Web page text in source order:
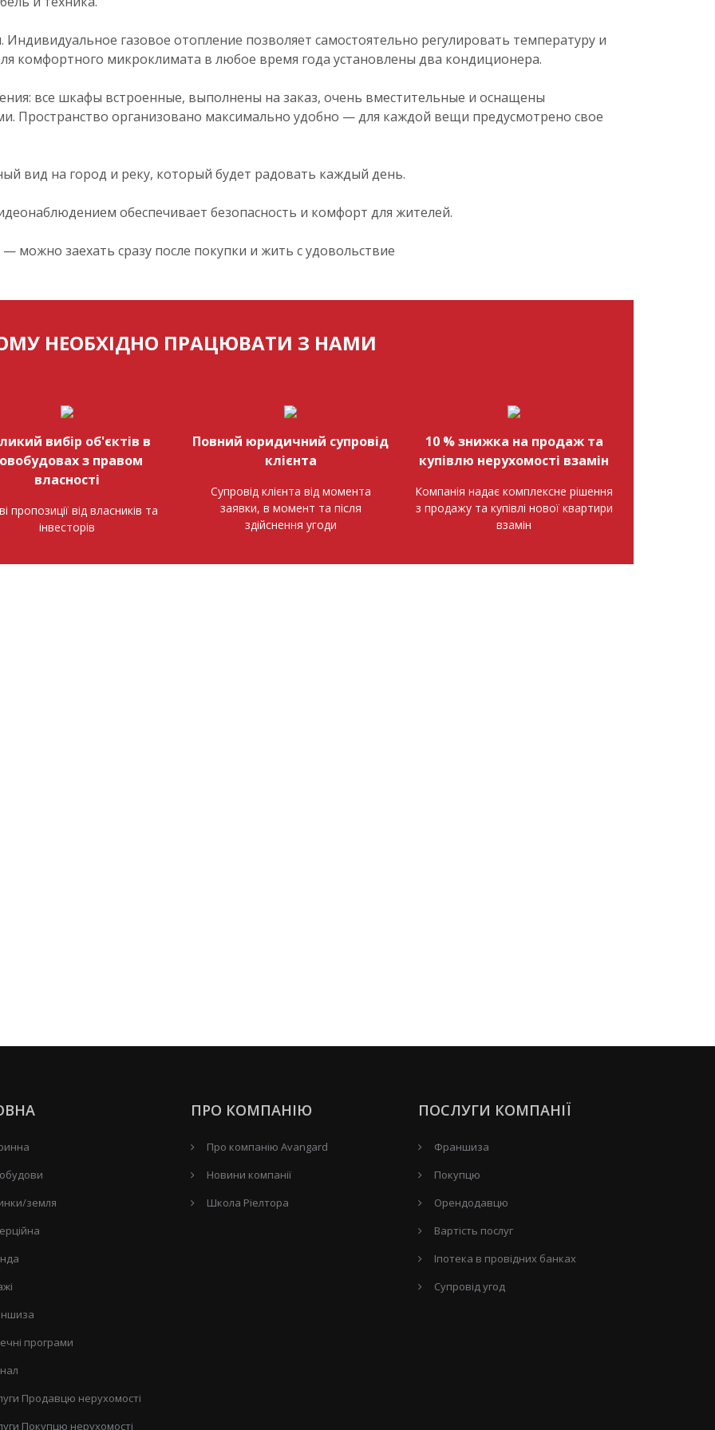
газовое отопление позволяет самостоятельно регулировать температуру и
комфортного микроклимата в любое время года установлены два кондиционера.
все шкафы встроенные, выполнены на заказ, очень вместительные и оснащены
Пространство организовано максимально удобно — для каждой вещи предусмотрено свое
вид на город и реку, который будет радовать каждый день.
обеспечивает безопасность и комфорт для жителей.
можно заехать сразу после покупки и жить с удовольствие
НЕОБХІДНО ПРАЦЮВАТИ З НАМИ
вибір об'єктів в
з правом
власності
пропозиції від власників та
інвесторів
Повний юридичний супровід
клієнта
Супровід клієнта від момента
заявки, в момент та після
здійснення угоди
10 % знижка на продаж та
купівлю нерухомості взамін
Компанія надає комплексне рішення
з продажу та купівлі нової квартири
взамін
земля
програми
Продавцю нерухомості
Покупцю нерухомості
ПРО КОМПАНІЮ
Про компанію Avangard
Новини компанії
Школа Ріелтора
ПОСЛУГИ КОМПАНІЇ
Франшиза
Покупцю
Орендодавцю
Вартість послуг
Іпотека в провідних банках
Супровід угод